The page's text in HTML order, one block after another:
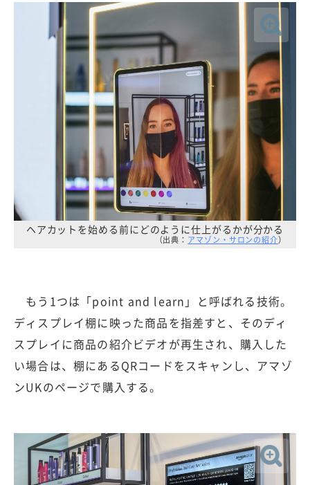
ヘアカットを始める前にどのように仕上がるかが分かる
（出典： アマゾン・サロンの紹介）
もう1つは「point and learn」と呼ばれる技術。
ディスプレイ棚に映った商品を指差すと、そのディ
スプレイに商品の紹介ビデオが再生され、購入した
い場合は、棚にあるQRコードをスキャンし、アマゾ
ンUKのページで購入する。